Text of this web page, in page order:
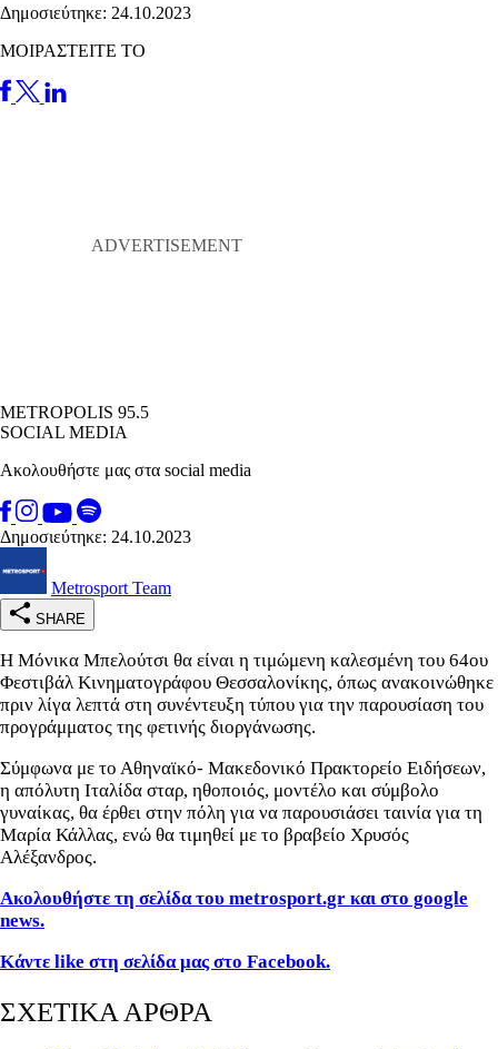
Δημοσιεύτηκε: 24.10.2023
ΜΟΙΡΑΣΤΕΙΤΕ ΤΟ
METROPOLIS 95.5
SOCIAL MEDIA
Ακολουθήστε μας στα social media
Δημοσιεύτηκε: 24.10.2023
Metrosport Team
SHARE
Η Μόνικα Μπελούτσι θα είναι η τιμώμενη καλεσμένη του 64ου
Φεστιβάλ Κινηματογράφου Θεσσαλονίκης, όπως ανακοινώθηκε
πριν λίγα λεπτά στη συνέντευξη τύπου για την παρουσίαση του
προγράμματος της φετινής διοργάνωσης.
Σύμφωνα με το Αθηναϊκό- Μακεδονικό Πρακτορείο Ειδήσεων,
η απόλυτη Ιταλίδα σταρ, ηθοποιός, μοντέλο και σύμβολο
γυναίκας, θα έρθει στην πόλη για να παρουσιάσει ταινία για τη
Μαρία Κάλλας, ενώ θα τιμηθεί με το βραβείο Χρυσός
Αλέξανδρος.
Ακολουθήστε τη σελίδα του metrosport.gr και στο google
news.
Κάντε like στη σελίδα μας στο Facebook.
ΣΧΕΤΙΚΑ ΑΡΘΡΑ